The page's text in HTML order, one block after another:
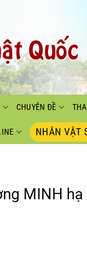
CHUYÊN ĐỀ
NHÂN VẬT
MINH hạ